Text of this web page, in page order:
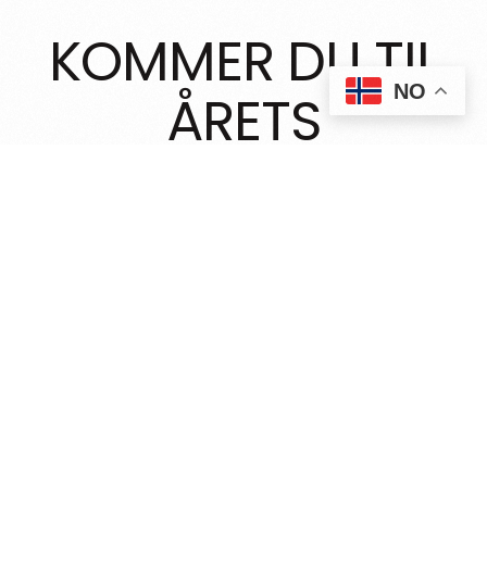
KOMMER DU TIL
ÅRETS
KJØP BILLETTER
NO